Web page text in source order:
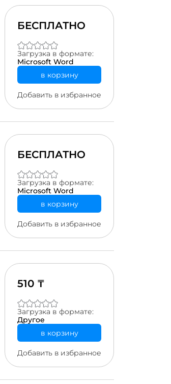
БЕСПЛАТНО
Загрузка в формате:
Microsoft Word
в корзину
Добавить в избранное
БЕСПЛАТНО
Загрузка в формате:
Microsoft Word
в корзину
Добавить в избранное
510 ₸
Загрузка в формате:
Другое
в корзину
Добавить в избранное